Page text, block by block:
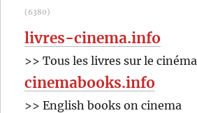
(6380)
livres-cinema.info
>> Tous les livres sur le cinéma
cinemabooks.info
>> English books on cinema